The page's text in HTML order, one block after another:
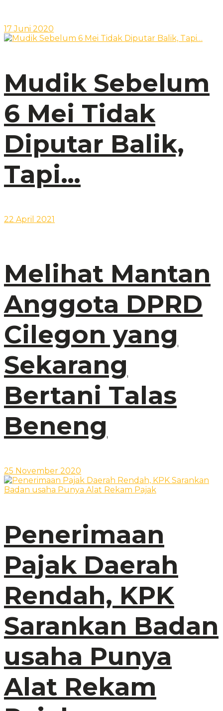
17 Juni 2020
Mudik Sebelum
6 Mei Tidak
Diputar Balik,
Tapi…
22 April 2021
Melihat Mantan
Anggota DPRD
Cilegon yang
Sekarang
Bertani Talas
Beneng
25 November 2020
Penerimaan
Pajak Daerah
Rendah, KPK
Sarankan Badan
usaha Punya
Alat Rekam